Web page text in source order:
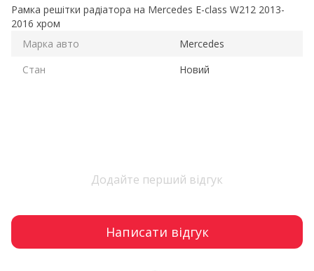
Рамка решітки радіатора на Mercedes E-class W212 2013-
2016 хром
Марка авто
Mercedes
Стан
Новий
Додайте перший відгук
Написати відгук